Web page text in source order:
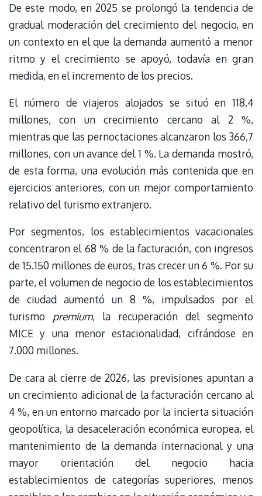
De este modo, en 2025 se prolongó la tendencia de
gradual moderación del crecimiento del negocio, en
un contexto en el que la demanda aumentó a menor
ritmo y el crecimiento se apoyó, todavía en gran
medida, en el incremento de los precios.
El número de viajeros alojados se situó en 118,4
millones, con un crecimiento cercano al 2 %,
mientras que las pernoctaciones alcanzaron los 366,7
millones, con un avance del 1 %. La demanda mostró,
de esta forma, una evolución más contenida que en
ejercicios anteriores, con un mejor comportamiento
relativo del turismo extranjero.
Por segmentos, los establecimientos vacacionales
concentraron el 68 % de la facturación, con ingresos
de 15.150 millones de euros, tras crecer un 6 %. Por su
parte, el volumen de negocio de los establecimientos
de ciudad aumentó un 8 %, impulsados por el
turismo premium, la recuperación del segmento
MICE y una menor estacionalidad, cifrándose en
7.000 millones.
De cara al cierre de 2026, las previsiones apuntan a
un crecimiento adicional de la facturación cercano al
4 %, en un entorno marcado por la incierta situación
geopolítica, la desaceleración económica europea, el
mantenimiento de la demanda internacional y una
mayor orientación del negocio hacia
establecimientos de categorías superiores, menos